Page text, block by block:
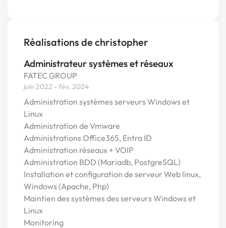
Réalisations de christopher
Administrateur systèmes et réseaux
FATEC GROUP
juin 2022 - fév. 2024
Administration systèmes serveurs Windows et
Linux
Administration de Vmware
Administrations Office365, Entra ID
Administration réseaux + VOIP
Administration BDD (Mariadb, PostgreSQL)
Installation et configuration de serveur Web linux,
Windows (Apache, Php)
Maintien des systèmes des serveurs Windows et
Linux
Monitoring